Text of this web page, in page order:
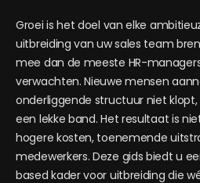
Groei is het doel van elke
uitbreiding van uw sales team
mee dan de meeste HR-
verwachten. Nieuwe mensen
onderliggende structuur niet
een lekke band. Het resultaat is
hogere kosten, toenemende
medewerkers. Deze gids biedt u
based kader voor uitbreiding die